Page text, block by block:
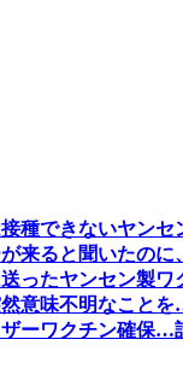
種できないヤン
来ると聞いたのに
ったヤンセン製
然意味不明なこと
ーワクチン確保…